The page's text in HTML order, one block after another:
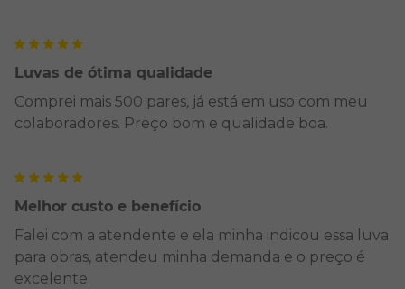
Luvas de ótima qualidade
Comprei mais 500 pares, já está em uso com meu
colaboradores. Preço bom e qualidade boa.
Melhor custo e benefício
Falei com a atendente e ela minha indicou essa luva
para obras, atendeu minha demanda e o preço é
excelente.